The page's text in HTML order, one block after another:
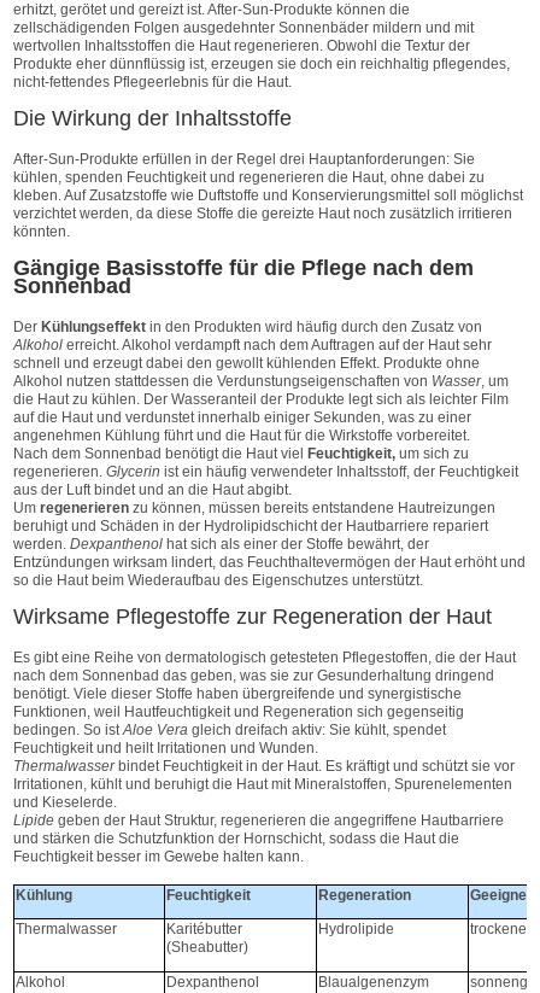
erhitzt, gerötet und gereizt ist. After-Sun-Produkte können die
zellschädigenden Folgen ausgedehnter Sonnenbäder mildern und mit
wertvollen Inhaltsstoffen die Haut regenerieren. Obwohl die Textur der
Produkte eher dünnflüssig ist, erzeugen sie doch ein reichhaltig pflegendes,
nicht-fettendes Pflegeerlebnis für die Haut.
Die Wirkung der Inhaltsstoffe
After-Sun-Produkte erfüllen in der Regel drei Hauptanforderungen: Sie
kühlen, spenden Feuchtigkeit und regenerieren die Haut, ohne dabei zu
kleben. Auf Zusatzstoffe wie Duftstoffe und Konservierungsmittel soll möglichst
verzichtet werden, da diese Stoffe die gereizte Haut noch zusätzlich irritieren
könnten.
Gängige Basisstoffe für die Pflege nach dem
Sonnenbad
DerKühlungseffekt in den Produkten wird häufig durch den Zusatz von
Alkohol erreicht. Alkohol verdampft nach dem Auftragen auf der Haut sehr
schnell und erzeugt dabei den gewollt kühlenden Effekt. Produkte ohne
Alkohol nutzen stattdessen die Verdunstungseigenschaften von Wasser, um
die Haut zu kühlen. Der Wasseranteil der Produkte legt sich als leichter Film
auf die Haut und verdunstet innerhalb einiger Sekunden, was zu einer
angenehmen Kühlung führt und die Haut für die Wirkstoffe vorbereitet.
Nach dem Sonnenbad benötigt die Haut vielFeuchtigkeit, um sich zu
regenerieren.Glycerin ist ein häufig verwendeter Inhaltsstoff, der Feuchtigkeit
aus der Luft bindet und an die Haut abgibt.
Umregenerieren zu können, müssen bereits entstandene Hautreizungen
beruhigt und Schäden in der Hydrolipidschicht der Hautbarriere repariert
werden.Dexpanthenol hat sich als einer der Stoffe bewährt, der
Entzündungen wirksam lindert, das Feuchthaltevermögen der Haut erhöht und
so die Haut beim Wiederaufbau des Eigenschutzes unterstützt.
Wirksame Pflegestoffe zur Regeneration der Haut
Es gibt eine Reihe von dermatologisch getesteten Pflegestoffen, die der Haut
nach dem Sonnenbad das geben, was sie zur Gesunderhaltung dringend
benötigt. Viele dieser Stoffe haben übergreifende und synergistische
Funktionen, weil Hautfeuchtigkeit und Regeneration sich gegenseitig
bedingen. So istAloe Vera gleich dreifach aktiv: Sie kühlt, spendet
Feuchtigkeit und heilt Irritationen und Wunden.
Thermalwasserbindet Feuchtigkeit in der Haut. Es kräftigt und schützt sie vor
Irritationen, kühlt und beruhigt die Haut mit Mineralstoffen, Spurenelementen
und Kieselerde.
Lipide geben der Haut Struktur, regenerieren die angegriffene Hautbarriere
und stärken die Schutzfunktion der Hornschicht, sodass die Haut die
Feuchtigkeit besser im Gewebe halten kann.
Kühlung Feuchtigkeit Regeneration
Geeignet
Thermalwasser
Karitébutter
(Sheabutter)
Hydrolipide trockene
Alkohol Dexpanthenol
Blaualgenenzym